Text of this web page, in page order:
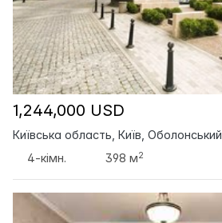
1,244,000 USD
Київська область, Київ, Оболонський
4-кімн.
398 м2